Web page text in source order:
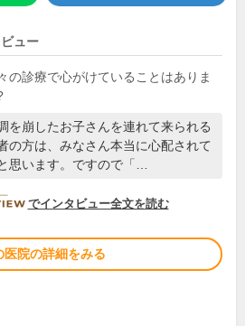
ュー
の診療で心がけていることはありま
を崩したお子さんを連れて来られる
の方は、みなさん本当に心配されて
思います。ですので「…
DOCTORVIEW
でインタビュー全文を読む
医院の詳細をみる